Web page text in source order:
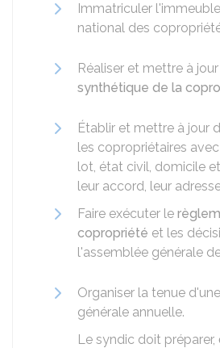
Immatriculer
national des
Réaliser et mettre à
synthétique de la
Établir et mettre à jour
les copropriétaires
lot, état civil, domicile
leur accord, leur
Faire exécuter le
copropriété et les
l'assemblée générale
Organiser la tenue
générale annuelle.
Le syndic doit préparer,